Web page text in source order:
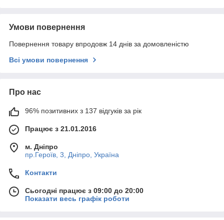
Умови повернення
Повернення товару впродовж 14 днів за домовленістю
Всі умови повернення
Про нас
96% позитивних з 137 відгуків за рік
Працює з 21.01.2016
м. Дніпро
пр.Героїв, 3, Дніпро, Україна
Контакти
Сьогодні працює з 09:00 до 20:00
Показати весь графік роботи